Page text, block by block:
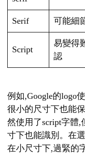
Serif 可能細
Script
易變得
認
例如,Google的logo
很小的尺寸下也能
然使用了script字體,
寸下也能識別。在
在小尺寸下,過緊的